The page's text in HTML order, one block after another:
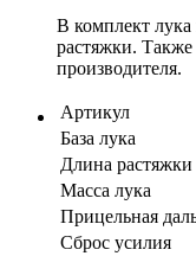
В комплект
растяжки. Также
производителя.
Артикул
База лука
Длина растяжки
Масса лука
Прицельная
Сброс усилия